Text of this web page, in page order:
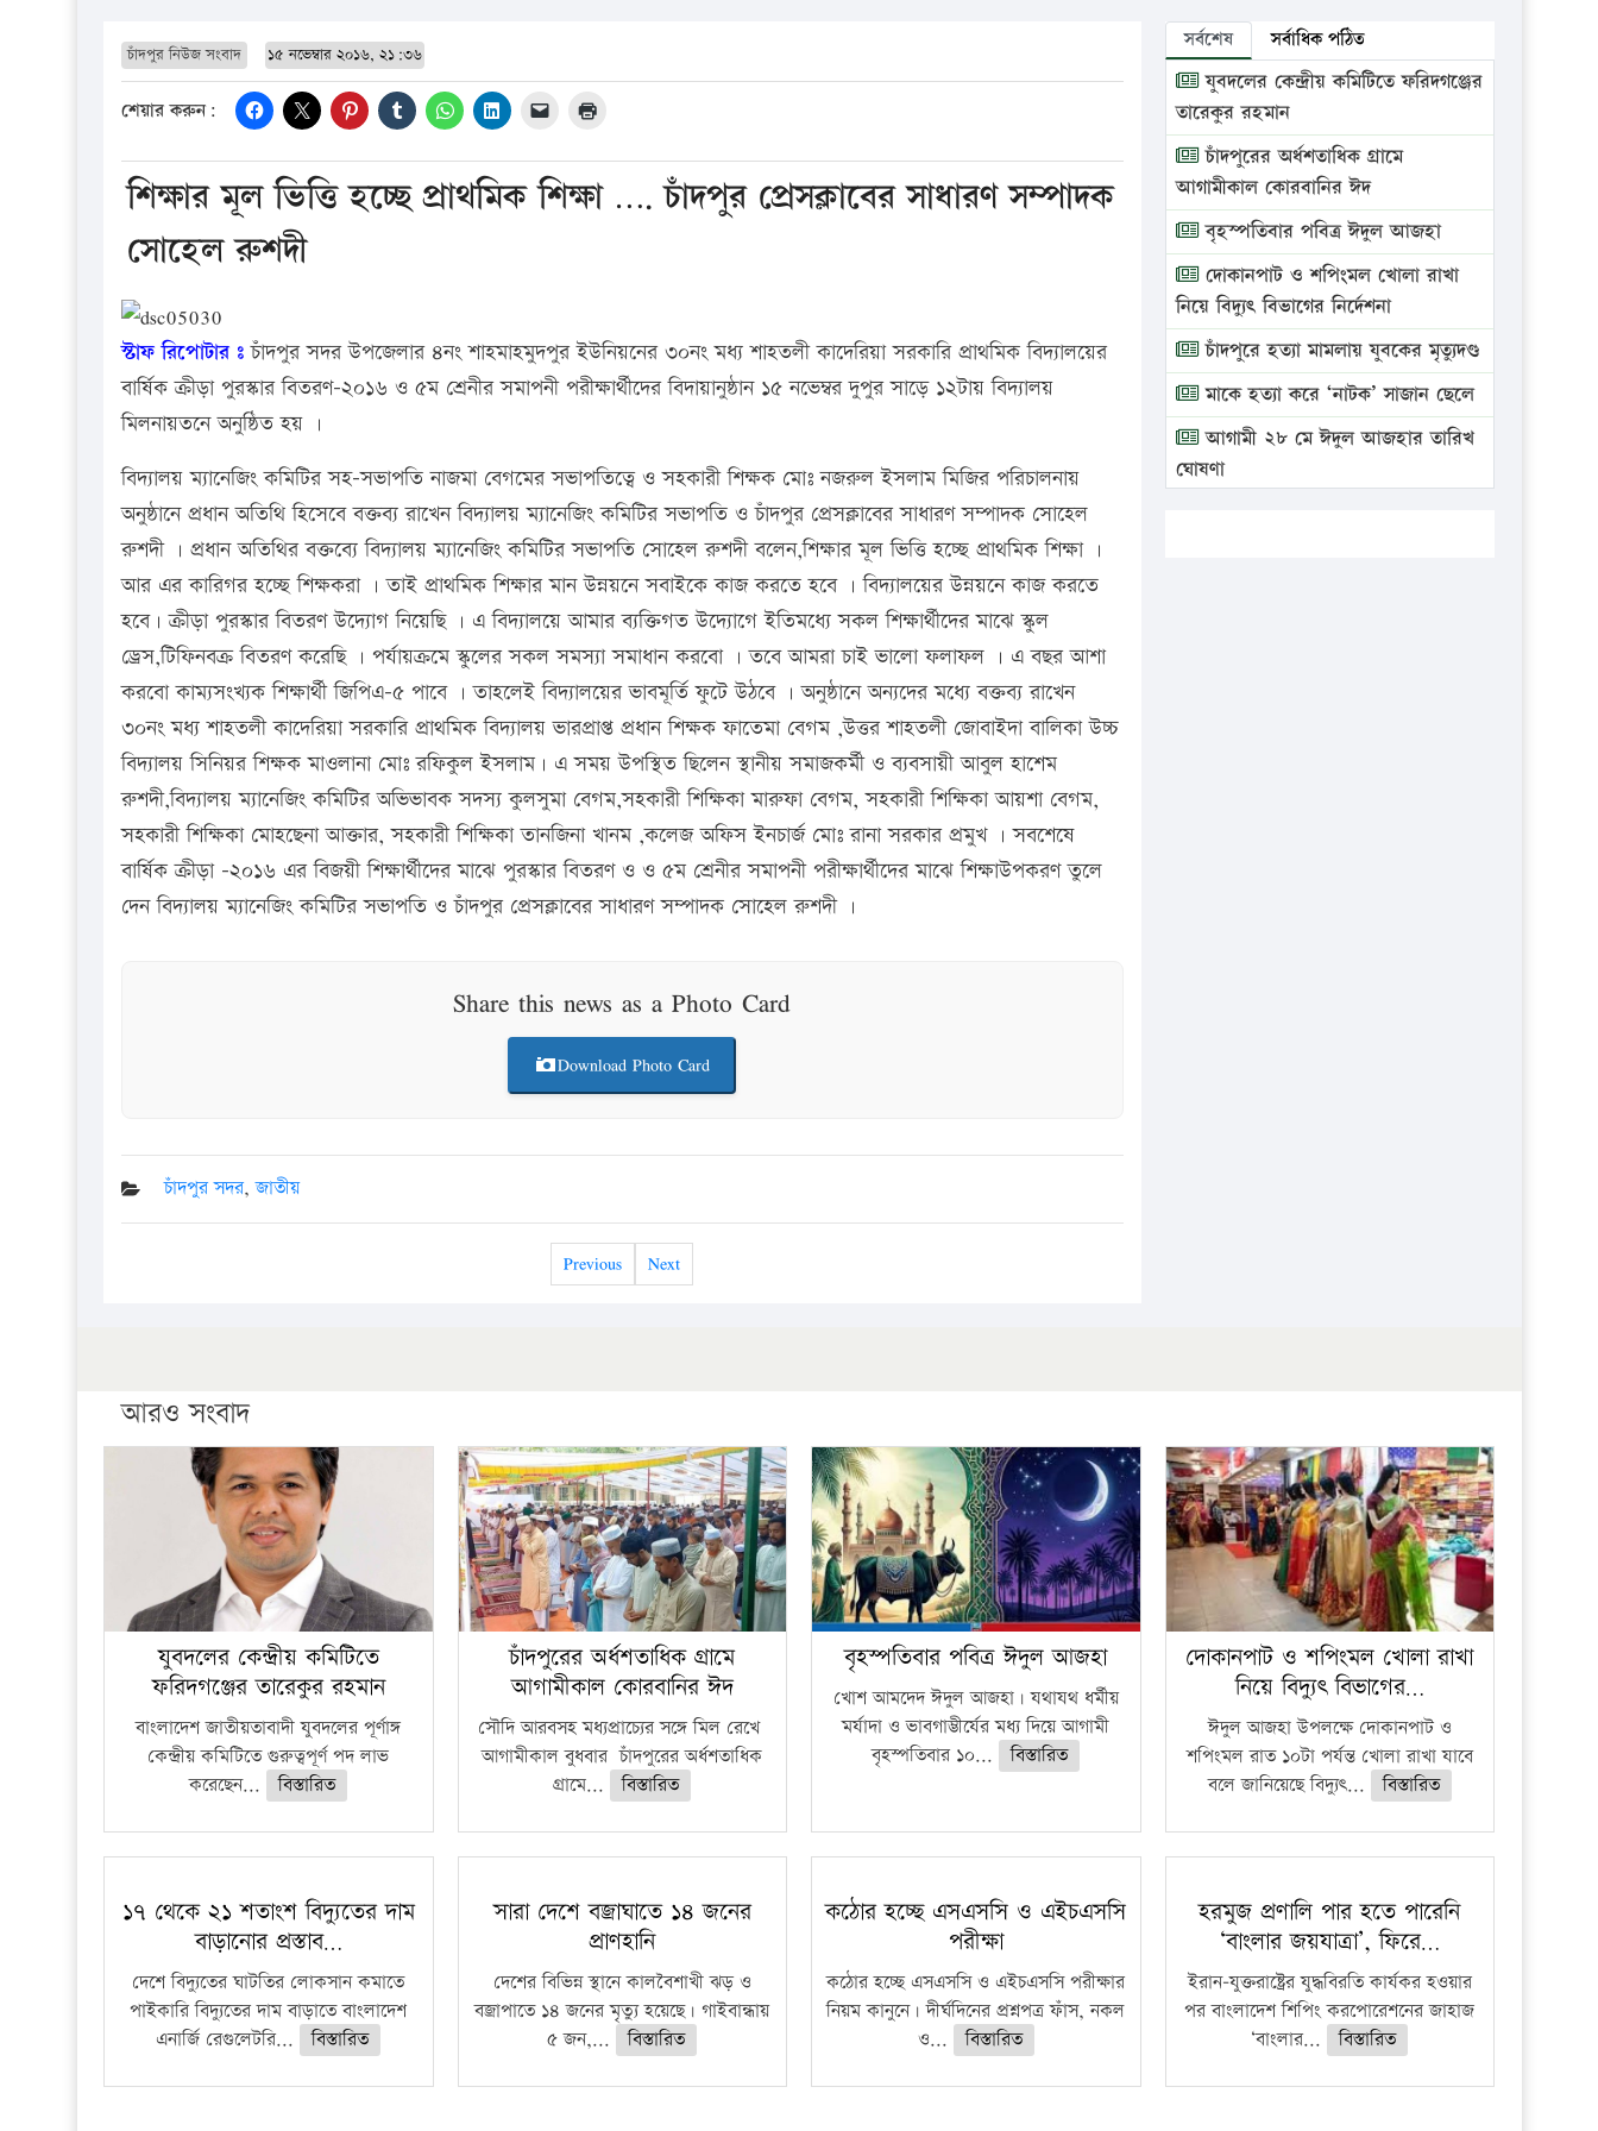
চাঁদপুর নিউজ সংবাদ ১৫ নভেম্বার ২০১৬, ২১:৩৬
শেয়ার করুন:
শিক্ষার মূল ভিত্তি হচ্ছে প্রাথমিক শিক্ষা …. চাঁদপুর প্রেসক্লাবের সাধারণ সম্পাদক
সোহেল রুশদী
স্টাফ রিপোটার ঃ চাঁদপুর সদর উপজেলার ৪নং শাহমাহমুদপুর ইউনিয়নের ৩০নং মধ্য শাহতলী কাদেরিয়া সরকারি প্রাথমিক বিদ্যালয়ের
বার্ষিক ক্রীড়া পুরস্কার বিতরণ-২০১৬ ও ৫ম শ্রেনীর সমাপনী পরীক্ষার্থীদের বিদায়ানুষ্ঠান ১৫ নভেম্বর দুপুর সাড়ে ১২টায় বিদ্যালয়
মিলনায়তনে অনুষ্ঠিত হয় ।
বিদ্যালয় ম্যানেজিং কমিটির সহ-সভাপতি নাজমা বেগমের সভাপতিত্বে ও সহকারী শিক্ষক মোঃ নজরুল ইসলাম মিজির পরিচালনায়
অনুষ্ঠানে প্রধান অতিথি হিসেবে বক্তব্য রাখেন বিদ্যালয় ম্যানেজিং কমিটির সভাপতি ও চাঁদপুর প্রেসক্লাবের সাধারণ সম্পাদক সোহেল
রুশদী । প্রধান অতিথির বক্তব্যে বিদ্যালয় ম্যানেজিং কমিটির সভাপতি সোহেল রুশদী বলেন,শিক্ষার মূল ভিত্তি হচ্ছে প্রাথমিক শিক্ষা ।
আর এর কারিগর হচ্ছে শিক্ষকরা । তাই প্রাথমিক শিক্ষার মান উন্নয়নে সবাইকে কাজ করতে হবে । বিদ্যালয়ের উন্নয়নে কাজ করতে
হবে। ক্রীড়া পুরস্কার বিতরণ উদ্যোগ নিয়েছি । এ বিদ্যালয়ে আমার ব্যক্তিগত উদ্যোগে ইতিমধ্যে সকল শিক্ষার্থীদের মাঝে স্কুল
ড্রেস,টিফিনবক্র বিতরণ করেছি । পর্যায়ক্রমে স্কুলের সকল সমস্যা সমাধান করবো । তবে আমরা চাই ভালো ফলাফল । এ বছর আশা
করবো কাম্যসংখ্যক শিক্ষার্থী জিপিএ-৫ পাবে । তাহলেই বিদ্যালয়ের ভাবমূর্তি ফুটে উঠবে । অনুষ্ঠানে অন্যদের মধ্যে বক্তব্য রাখেন
৩০নং মধ্য শাহতলী কাদেরিয়া সরকারি প্রাথমিক বিদ্যালয় ভারপ্রাপ্ত প্রধান শিক্ষক ফাতেমা বেগম ,উত্তর শাহতলী জোবাইদা বালিকা উচ্চ
বিদ্যালয় সিনিয়র শিক্ষক মাওলানা মোঃ রফিকুল ইসলাম। এ সময় উপস্থিত ছিলেন স্থানীয় সমাজকর্মী ও ব্যবসায়ী আবুল হাশেম
রুশদী,বিদ্যালয় ম্যানেজিং কমিটির অভিভাবক সদস্য কুলসুমা বেগম,সহকারী শিক্ষিকা মারুফা বেগম, সহকারী শিক্ষিকা আয়শা বেগম,
সহকারী শিক্ষিকা মোহছেনা আক্তার, সহকারী শিক্ষিকা তানজিনা খানম ,কলেজ অফিস ইনচার্জ মোঃ রানা সরকার প্রমুখ । সবশেষে
বার্ষিক ক্রীড়া -২০১৬ এর বিজয়ী শিক্ষার্থীদের মাঝে পুরস্কার বিতরণ ও ও ৫ম শ্রেনীর সমাপনী পরীক্ষার্থীদের মাঝে শিক্ষাউপকরণ তুলে
দেন বিদ্যালয় ম্যানেজিং কমিটির সভাপতি ও চাঁদপুর প্রেসক্লাবের সাধারণ সম্পাদক সোহেল রুশদী ।
Share this news as a Photo Card
Download Photo Card
চাঁদপুর সদর,জাতীয়
Previous Next
সর্বশেষ সর্বাধিক পঠিত
যুবদলের কেন্দ্রীয় কমিটিতে ফরিদগঞ্জের
তারেকুর রহমান
চাঁদপুরের অর্ধশতাধিক গ্রামে
আগামীকাল কোরবানির ঈদ
বৃহস্পতিবার পবিত্র ঈদুল আজহা
দোকানপাট ও শপিংমল খোলা রাখা
নিয়ে বিদ্যুৎ বিভাগের নির্দেশনা
চাঁদপুরে হত্যা মামলায় যুবকের মৃত্যুদণ্ড
মাকে হত্যা করে ‘নাটক’ সাজান ছেলে
আগামী ২৮ মে ঈদুল আজহার তারিখ
ঘোষণা
আরও সংবাদ
যুবদলের কেন্দ্রীয় কমিটিতে
ফরিদগঞ্জের তারেকুর রহমান
বাংলাদেশ জাতীয়তাবাদী যুবদলের পূর্ণাঙ্গ
কেন্দ্রীয় কমিটিতে গুরুত্বপূর্ণ পদ লাভ
করেছেন...
বিস্তারিত
চাঁদপুরের অর্ধশতাধিক গ্রামে
আগামীকাল কোরবানির ঈদ
সৌদি আরবসহ মধ্যপ্রাচ্যের সঙ্গে মিল রেখে
আগামীকাল বুধবার চাঁদপুরের অর্ধশতাধিক
গ্রামে...
বিস্তারিত
বৃহস্পতিবার পবিত্র ঈদুল আজহা
খোশ আমদেদ ঈদুল আজহা। যথাযথ ধর্মীয়
মর্যাদা ও ভাবগাম্ভীর্যের মধ্য দিয়ে আগামী
বৃহস্পতিবার ১০...
বিস্তারিত
দোকানপাট ও শপিংমল খোলা রাখা
নিয়ে বিদ্যুৎ বিভাগের…
ঈদুল আজহা উপলক্ষে দোকানপাট ও
শপিংমল রাত ১০টা পর্যন্ত খোলা রাখা যাবে
বলে জানিয়েছে বিদ্যুৎ...
বিস্তারিত
১৭ থেকে ২১ শতাংশ বিদ্যুতের দাম
বাড়ানোর প্রস্তাব…
দেশে বিদ্যুতের ঘাটতির লোকসান কমাতে
পাইকারি বিদ্যুতের দাম বাড়াতে বাংলাদেশ
এনার্জি রেগুলেটরি...
বিস্তারিত
সারা দেশে বজ্রাঘাতে ১৪ জনের
প্রাণহানি
দেশের বিভিন্ন স্থানে কালবৈশাখী ঝড় ও
বজ্রাপাতে ১৪ জনের মৃত্যু হয়েছে। গাইবান্ধায়
৫ জন,...
বিস্তারিত
কঠোর হচ্ছে এসএসসি ও এইচএসসি
পরীক্ষা
কঠোর হচ্ছে এসএসসি ও এইচএসসি পরীক্ষার
নিয়ম কানুনে। দীর্ঘদিনের প্রশ্নপত্র ফাঁস, নকল
ও...
বিস্তারিত
হরমুজ প্রণালি পার হতে পারেনি
‘বাংলার জয়যাত্রা’, ফিরে…
ইরান-যুক্তরাষ্ট্রের যুদ্ধবিরতি কার্যকর হওয়ার
পর বাংলাদেশ শিপিং করপোরেশনের জাহাজ
‘বাংলার...
বিস্তারিত